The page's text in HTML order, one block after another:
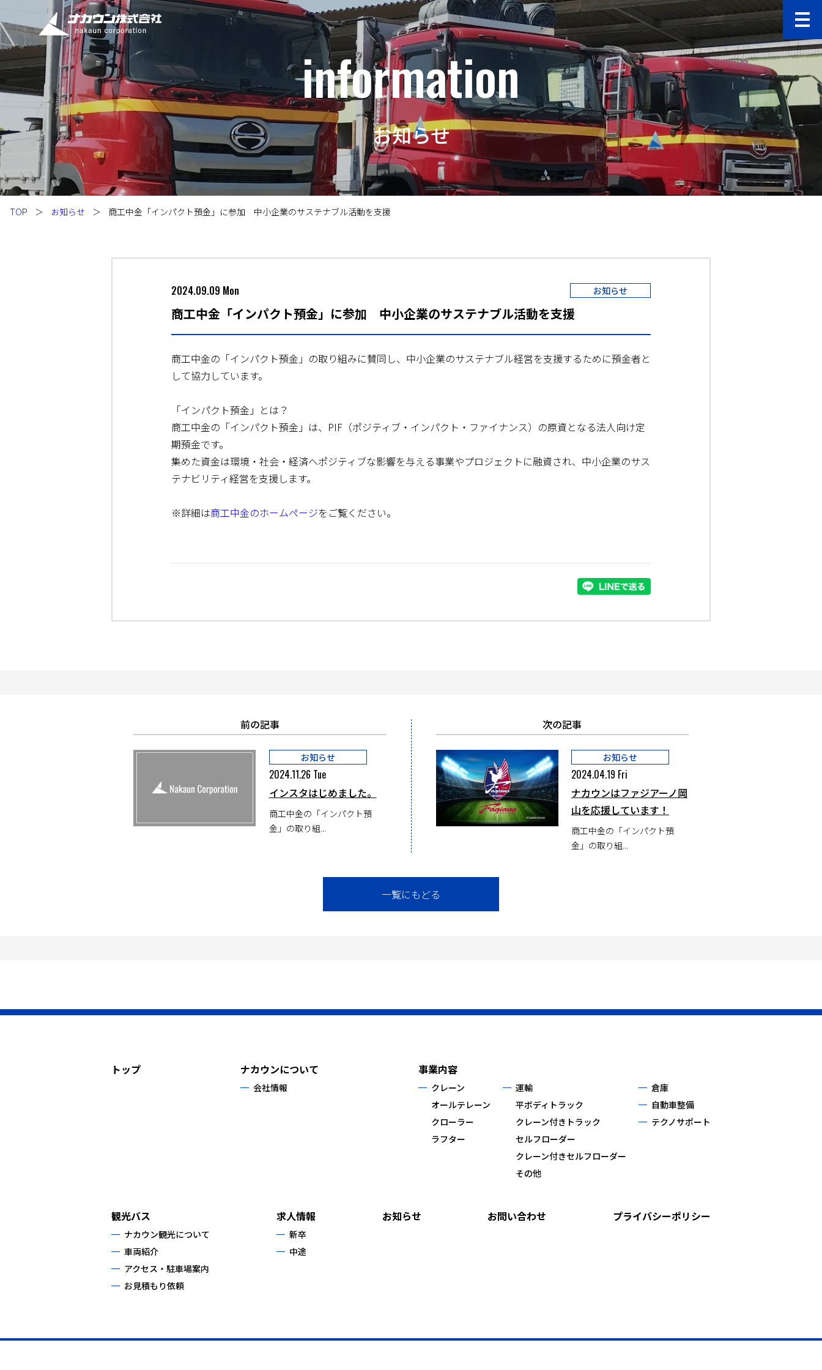
information
お知らせ
TOP ＞ お知らせ ＞ 商工中金「インパクト預金」に参加 中小企業のサステナブル活動を支援
2024.09.09 Mon お知らせ
商工中金「インパクト預金」に参加 中小企業のサステナブル活動を支援
商工中金の「インパクト預金」の取り組みに賛同し、中小企業のサステナブル経営を支援するために預金者と
して協力しています。
「インパクト預金」とは？
商工中金の「インパクト預金」は、PIF（ポジティブ・インパクト・ファイナンス）の原資となる法人向け定
期預金です。
集めた資金は環境・社会・経済へポジティブな影響を与える事業やプロジェクトに融資され、中小企業のサス
テナビリティ経営を支援します。
※詳細は商工中金のホームページをご覧ください。
前の記事
お知らせ
2024.11.26 Tue
インスタはじめました。
商工中金の「インパクト預
金」の取り組...
次の記事
お知らせ
2024.04.19 Fri
ナカウンはファジアーノ岡
山を応援しています！
商工中金の「インパクト預
金」の取り組...
一覧にもどる
トップ ナカウンについて
会社情報
事業内容
クレーン
オールテレーン
クローラー
ラフター
運輸
平ボディトラック
クレーン付きトラック
セルフローダー
クレーン付きセルフローダー
その他
倉庫
自動車整備
テクノサポート
観光バス
ナカウン観光について
車両紹介
アクセス・駐車場案内
お見積もり依頼
求人情報
新卒
中途
お知らせ お問い合わせ プライバシーポリシー